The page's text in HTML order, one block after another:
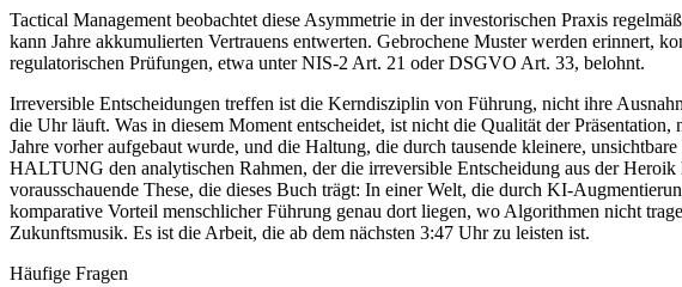
Tactical Management beobachtet diese Asymmetrie in der investorischen Praxis
kann Jahre akkumulierten Vertrauens entwerten. Gebrochene Muster werden erinnert,
regulatorischen Prüfungen, etwa unter NIS-2 Art. 21 oder DSGVO Art. 33, belohnt.
Irreversible Entscheidungen treffen ist die Kerndisziplin von Führung, nicht ihre
die Uhr läuft. Was in diesem Moment entscheidet, ist nicht die Qualität der
Jahre vorher aufgebaut wurde, und die Haltung, die durch tausende kleinere,
HALTUNG den analytischen Rahmen, der die irreversible Entscheidung aus der
vorausschauende These, die dieses Buch trägt: In einer Welt, die durch KI-
komparative Vorteil menschlicher Führung genau dort liegen, wo Algorithmen nicht
Zukunftsmusik. Es ist die Arbeit, die ab dem nächsten 3:47 Uhr zu leisten ist.
Häufige Fragen